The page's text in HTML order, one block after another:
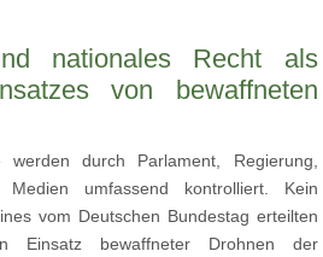
nationales Recht als
von bewaffneten
werden durch Parlament, Regierung,
umfassend kontrolliert. Kein
vom Deutschen Bundestag erteilten
Einsatz bewaffneter Drohnen der